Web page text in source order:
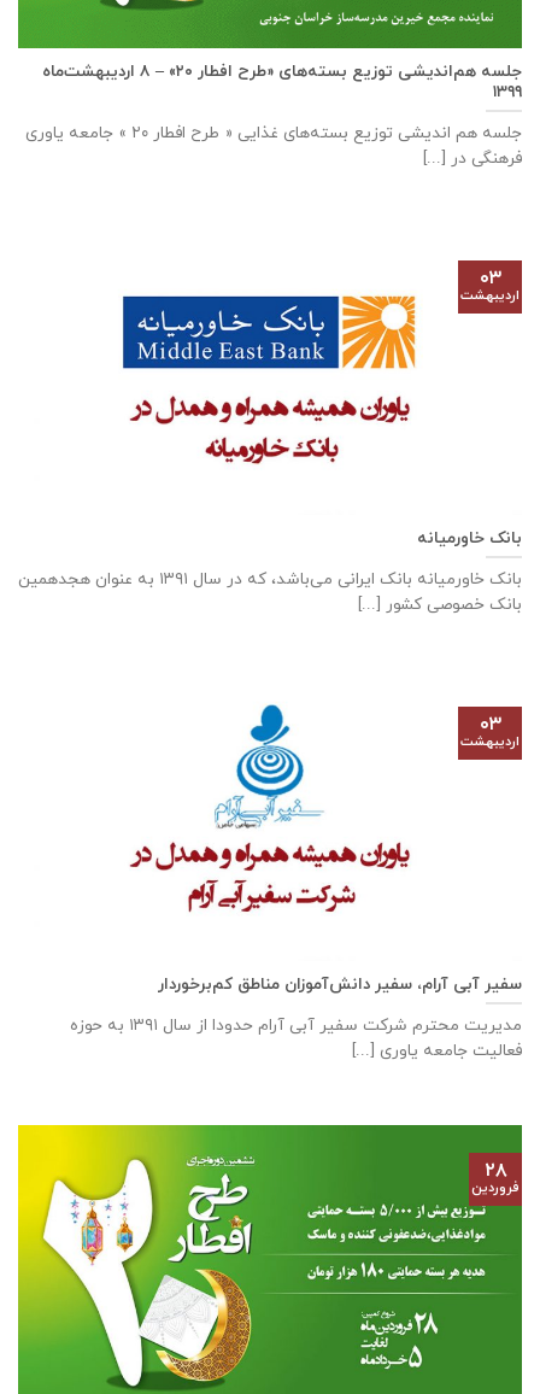
جلسه هم‌اندیشی توزیع بسته‌های «طرح افطار ۲۰» – ۸ اردیبهشت‌ماه
۱۳۹۹
جلسه هم اندیشی توزیع بسته‌های غذایی « طرح افطار ۲۰ » جامعه یاوری
فرهنگی در [...]
بانک خاورمیانه
بانک خاورمیانه بانک ایرانی می‌باشد، که در سال ۱۳۹۱ به عنوان هجدهمین
بانک خصوصی کشور [...]
۰۳
اردیبهشت
سفیر آبی آرام، سفیر دانش‌آموزان مناطق کم‌برخوردار
مدیریت محترم شرکت سفیر آبی آرام حدودا از سال ۱۳۹۱ به حوزه
فعالیت جامعه یاوری [...]
۰۳
اردیبهشت
۲۸
فروردین